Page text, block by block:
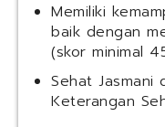
Memiliki
baik dengan
(skor minimal
Sehat Jasmani
Keterangan